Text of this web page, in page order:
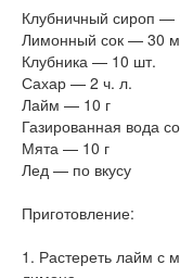
Клубничный сироп —
Лимонный сок — 30
Клубника — 10 шт.
Сахар — 2 ч. л.
Лайм — 10 г
Газированная вода
Мята — 10 г
Лед — по вкусу
Приготовление:
1. Растереть лайм с